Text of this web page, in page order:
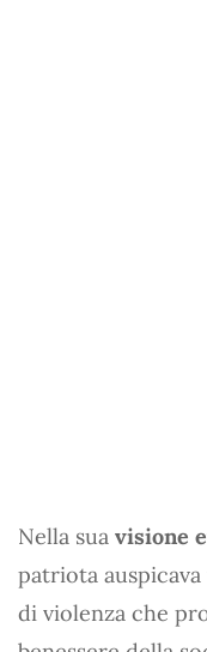
Nella sua visione
patriota
di violenza che